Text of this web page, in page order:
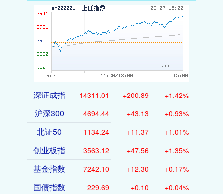
深证成指 14311.01 +200.89 +1.42%
沪深300 4694.44 +43.13 +0.93%
北证50 1134.24 +11.37 +1.01%
创业板指 3563.12 +47.56 +1.35%
基金指数 7242.10 +12.30 +0.17%
国债指数 229.69 +0.10 +0.04%